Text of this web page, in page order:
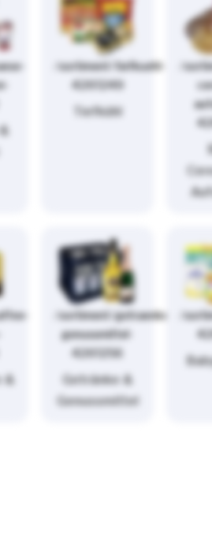
/sortiment/tiefkuehl-
4261249
Tiefkühl
/
&
/sortiment/getraenke-
genussmittel-
4261256
Getränke &
Genussmittel
/